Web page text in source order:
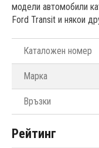
модели автомобили
Ford Transit и някои
Каталожен номер
Марка
Връзки
Рейтинг